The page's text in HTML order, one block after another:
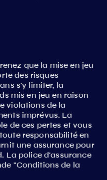
que la mise en jeu
des risques
s'y limiter, la
mis en jeu en raison
violations de la
imprévus. La
de ces pertes et vous
responsabilité en
une assurance pour
La police d'assurance
"Conditions de la